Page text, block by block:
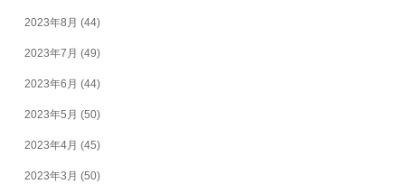
2023年8月 (44)
2023年7月 (49)
2023年6月 (44)
2023年5月 (50)
2023年4月 (45)
2023年3月 (50)